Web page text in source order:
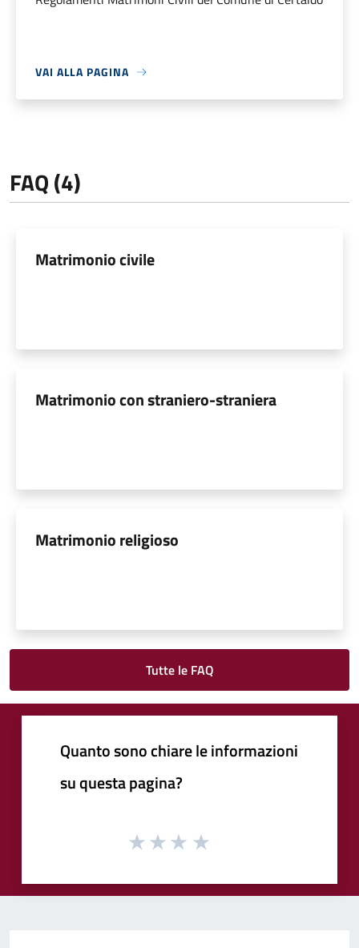
VAI ALLA PAGINA
FAQ (4)
Matrimonio civile
Matrimonio con straniero-straniera
Matrimonio religioso
Tutte le FAQ
Quanto sono chiare le informazioni
su questa pagina?